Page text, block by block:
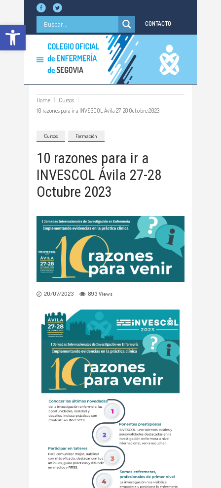
Abrir barra de herramientas CONTACTO
Home
Cursos
10 razones para ir a INVESCOL Ávila 27-28 Octubre 2023
Cursos Formación
10 razones para ir a
INVESCOL Ávila 27-28
Octubre 2023
20/07/2023 893 Views